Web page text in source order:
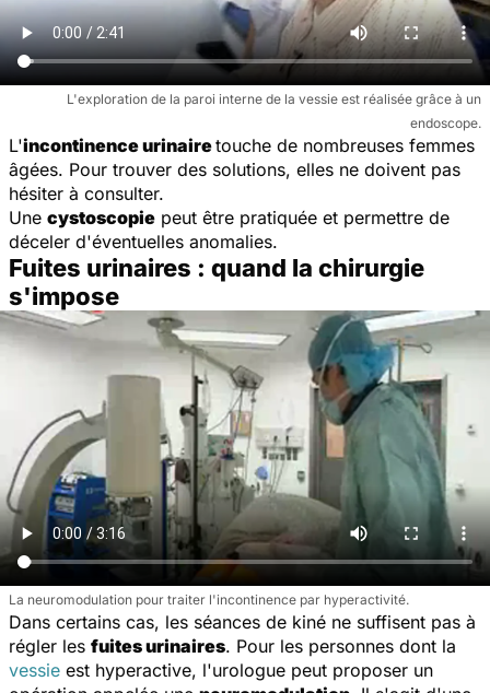
L'exploration de la paroi interne de la vessie est réalisée grâce à un
endoscope.
L'incontinence urinairetouche de nombreuses femmes
âgées. Pour trouver des solutions, elles ne doivent pas
hésiter à consulter.
Une cystoscopie peut être pratiquée et permettre de
déceler d'éventuelles anomalies.
Fuites urinaires : quand la chirurgie
s'impose
La neuromodulation pour traiter l'incontinence par hyperactivité.
Dans certains cas, les séances de kiné ne suffisent pas à
régler les fuites urinaires. Pour les personnes dont la
vessie est hyperactive, l'urologue peut proposer un